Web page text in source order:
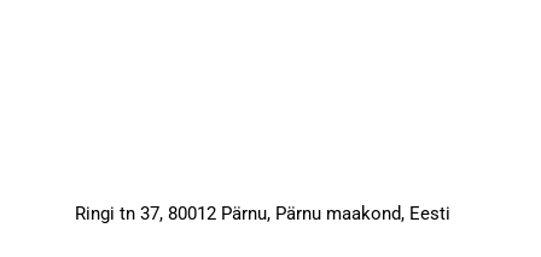
Ringi tn 37, 80012 Pärnu, Pärnu maakond, Eesti